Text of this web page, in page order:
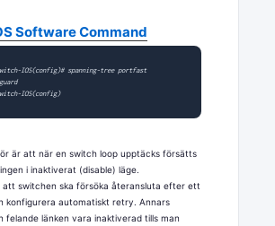
Software Command
IOS(config)# spanning-tree portfast
IOS(config)
är att när en switch loop upptäcks försätts
i inaktiverat (disable) läge.
att switchen ska försöka återansluta efter ett
konfigurera automatiskt retry. Annars
felande länken vara inaktiverad tills man